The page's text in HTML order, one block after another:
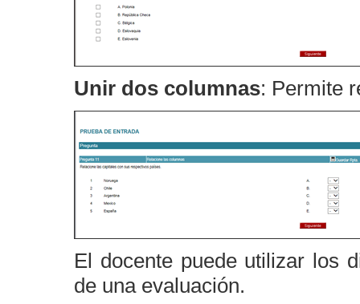
Unir dos columnas: Permite
El docente puede utilizar los
de una evaluación.